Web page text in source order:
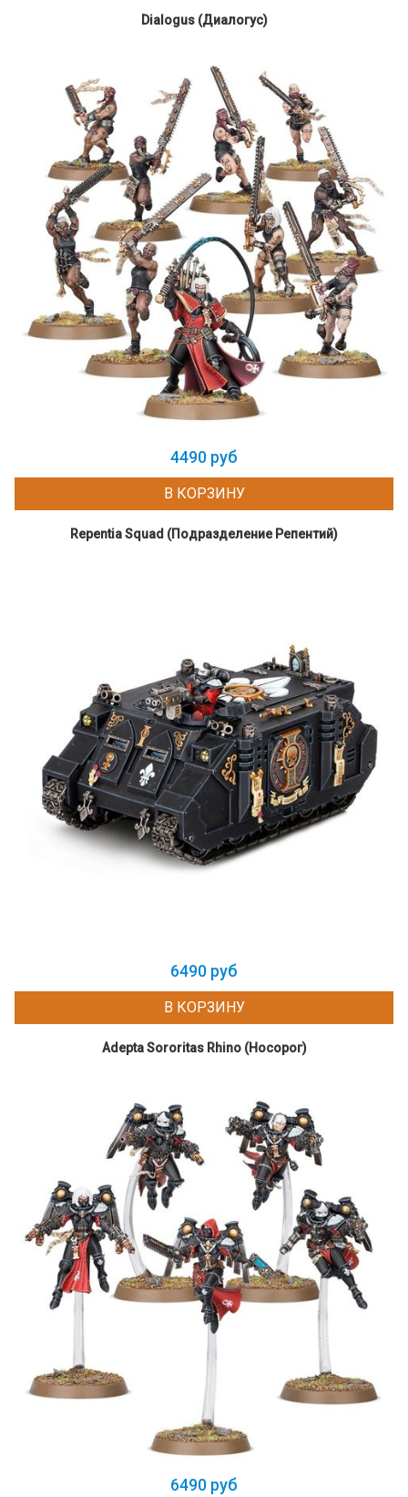
Dialogus (Диалогус)
4490 руб
В КОРЗИНУ
Repentia Squad (Подразделение Репентий)
6490 руб
В КОРЗИНУ
Adepta Sororitas Rhino (Носорог)
6490 руб